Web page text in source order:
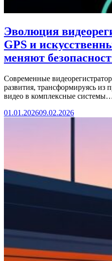
Эволюция
GPS и
меняют
Современные
развития, трансформируясь из
видео в комплексные
01.01.202609.02.2026